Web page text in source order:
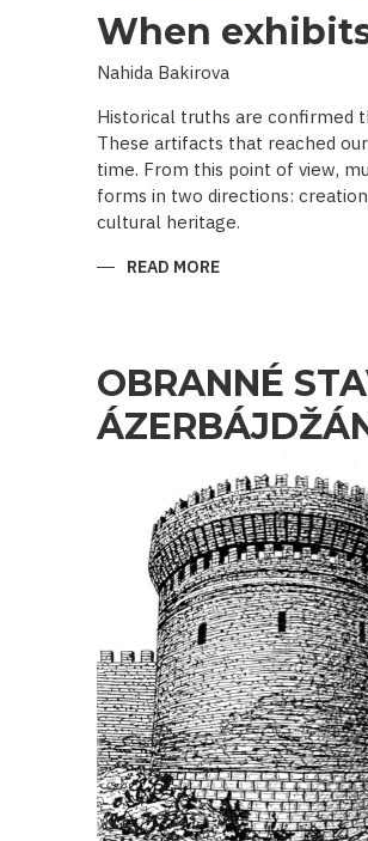
When
Nahida Bakirova
Historical truths are confirmed
These artifacts that reached
time. From this point of view,
forms in two directions:
cultural heritage.
READ MORE
OBRANNÉ